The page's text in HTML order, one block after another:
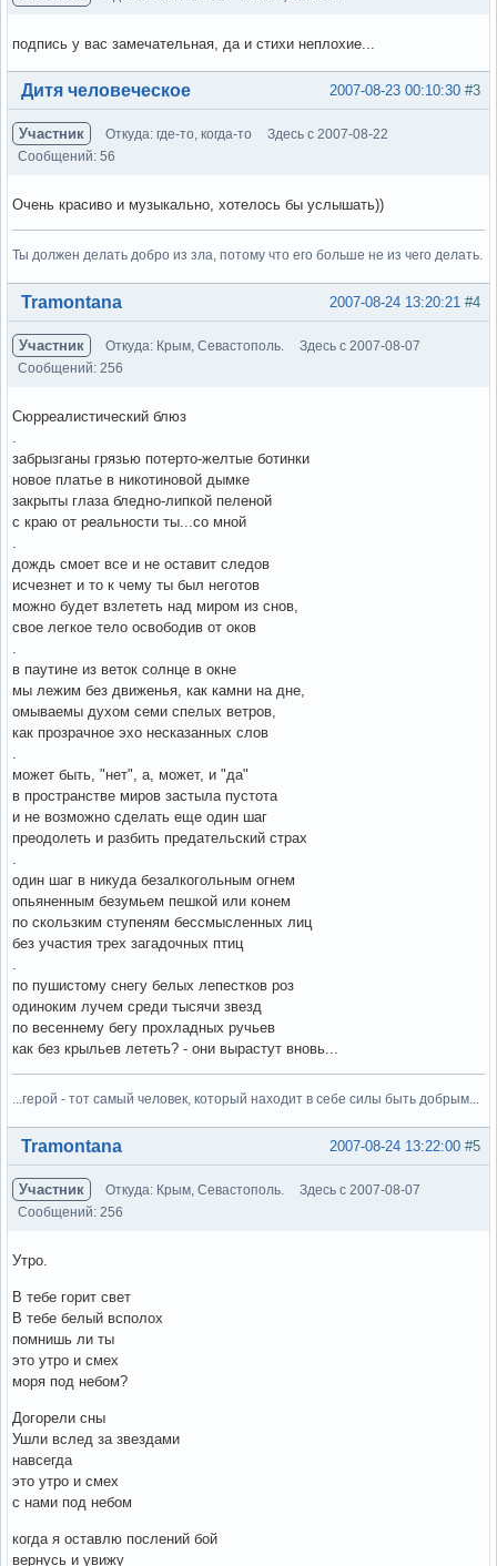
подпись у вас замечательная, да и стихи неплохие...
Вне форума #3
2007-08-23 00:10:30
Дитя человеческое
Участник Откуда: где-то, когда-то
Здесь с 2007-08-22
Сообщений: 56
Очень красиво и музыкально, хотелось бы услышать))
Ты должен делать добро из зла, потому что его больше не из чего делать.
Вне форума #4
2007-08-24 13:20:21
Tramontana
Участник Откуда: Крым, Севастополь.
Здесь с 2007-08-07
Сообщений: 256
Сюрреалистический блюз
забрызганы грязью потерто-желтые ботинки
новое платье в никотиновой дымке
закрыты глаза бледно-липкой пеленой
с краю от реальности ты...со мной
дождь смоет все и не оставит следов
исчезнет и то к чему ты был неготов
можно будет взлететь над миром из снов,
свое легкое тело освободив от оков
в паутине из веток солнце в окне
мы лежим без движенья, как камни на дне,
омываемы духом семи спелых ветров,
как прозрачное эхо несказанных слов
может быть, "нет", а, может, и "да"
в пространстве миров застыла пустота
и не возможно сделать еще один шаг
преодолеть и разбить предательский страх
один шаг в никуда безалкогольным огнем
опьяненным безумьем пешкой или конем
по скользким ступеням бессмысленных лиц
без участия трех загадочных птиц
по пушистому снегу белых лепестков роз
одиноким лучем среди тысячи звезд
по весеннему бегу прохладных ручьев
как без крыльев лететь? - они вырастут вновь...
...герой - тот самый человек, который находит в себе силы быть добрым...
Вне форума #5
2007-08-24 13:22:00
Tramontana
Участник Откуда: Крым, Севастополь.
Здесь с 2007-08-07
Сообщений: 256
Утро.
В тебе горит свет
В тебе белый всполох
помнишь ли ты
это утро и смех
моря под небом?
Догорели сны
Ушли вслед за звездами
навсегда
это утро и смех
с нами под небом
когда я оставлю послений бой
вернусь и увижу